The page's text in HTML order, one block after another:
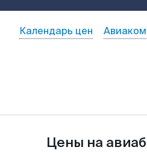
Календарь цен
Цены на